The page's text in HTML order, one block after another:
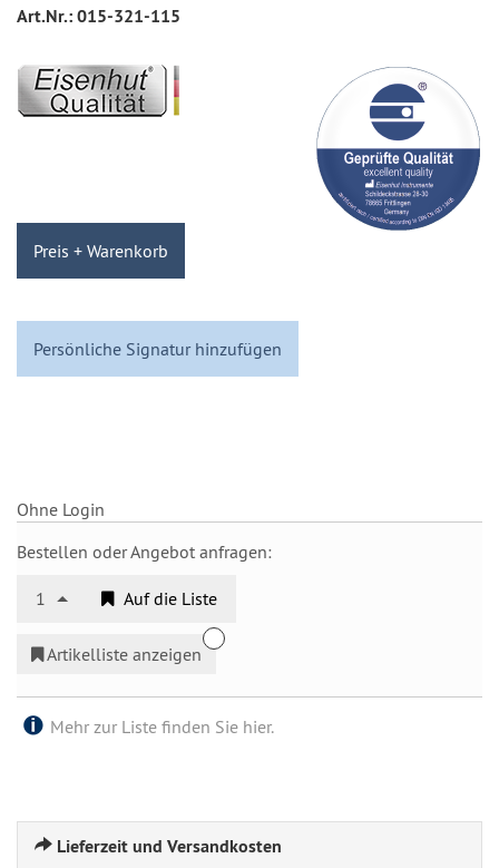
Art.Nr.:015-321-115
Preis + Warenkorb
Persönliche Signatur hinzufügen
Ohne Login
Bestellen oder Angebot anfragen:
1 Auf die Liste
Artikelliste anzeigen
Mehr zur Liste finden Sie hier.
Lieferzeit und Versandkosten